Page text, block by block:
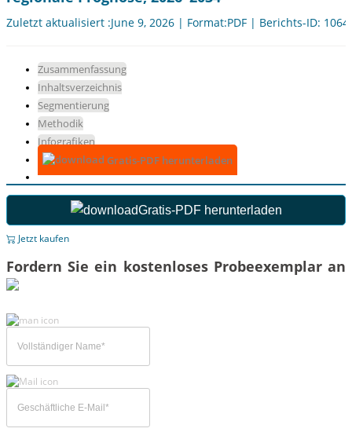
Zuletzt aktualisiert :June 9, 2026 | Format:PDF | Berichts-ID:
Zusammenfassung
Inhaltsverzeichnis
Segmentierung
Methodik
Infografiken
Gratis-PDF herunterladen
Gratis-PDF herunterladen
Jetzt kaufen
Fordern Sie ein kostenloses Probeexemplar an